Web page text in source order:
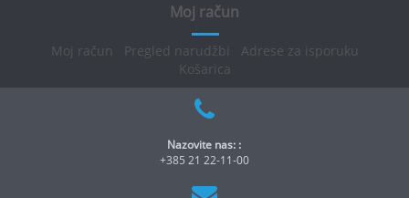
Moj račun
Moj račun Pregled narudžbi
Adrese za isporuku
Košarica
Nazovite nas: :
+385 21 22-11-00